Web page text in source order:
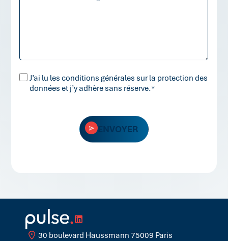
RGPDJ’ai lu les conditions générales sur la protection des
données et j’y adhère sans réserve.*
ENVOYER
30 boulevard Haussmann 75009 Paris